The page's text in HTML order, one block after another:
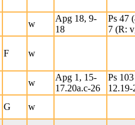
w
Apg 18, 9-
18
Ps 47
7 (R:
F w
w
Apg 1, 15-
17.20a.c-26
Ps
12.19-
G
w